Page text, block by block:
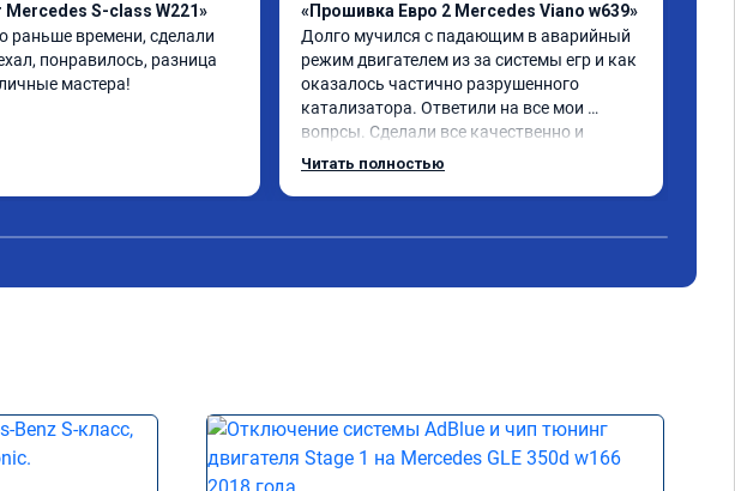
Mercedes S-class W221»
раньше времени, сделали
понравилось, разница
мастера!
«Прошивка Евро 2 Mercedes Viano w639»
Долго мучился с падающим в аварийный
режим двигателем из за системы егр и как
оказалось частично разрушенного
катализатора. Ответили на все мои
вопрсы. Сделали все качественно и
несмотря на конец рабочего дня
Читать полностью